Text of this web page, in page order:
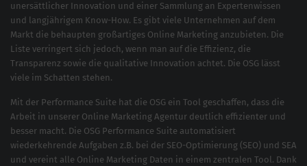
unersättlicher Innovation und einer Sammlung an Expertenwissen
und langjährigem Know-How. Es gibt viele Unternehmen auf dem
Markt die behaupten großartiges Online Marketing anzubieten. Die
Liste verringert sich jedoch, wenn man auf die Effizienz, die
Transparenz sowie die qualitative Innovation achtet. Die OSG lässt
viele im Schatten stehen.
Mit der Performance Suite hat die OSG ein Tool geschaffen, dass die
Arbeit in unserer Online Marketing Agentur deutlich effizienter und
besser macht. Die OSG Performance Suite automatisiert
wiederkehrende Aufgaben z.B. bei der SEO-Optimierung (SEO) und SEA
und vereint alle Online Marketing Daten in einem zentralen Tool. Dank